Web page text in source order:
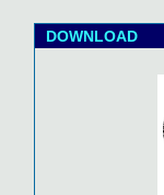
DOWNLOAD